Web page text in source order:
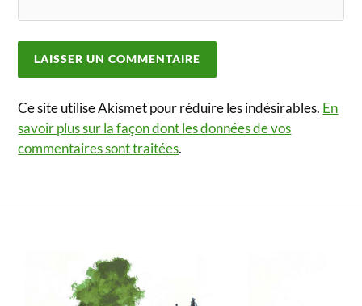
Ce site utilise Akismet pour réduire les indésirables. En
savoir plus sur la façon dont les données de vos
commentaires sont traitées.